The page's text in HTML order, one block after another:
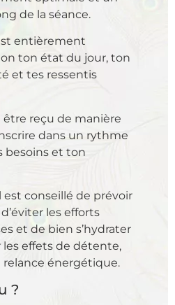
de la séance.
entièrement
ton état du jour, ton
et tes ressentis
être reçu de manière
dans un rythme
besoins et ton
est conseillé de prévoir
les efforts
et de bien s’hydrater
effets de détente,
énergétique.
?